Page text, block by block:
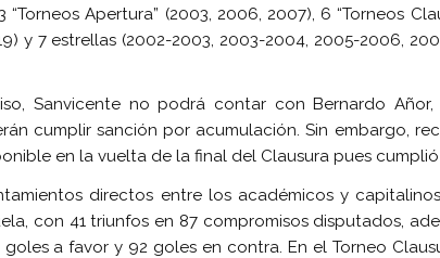
Apertura” (2003, 2006, 2007), 6 “Torneos
y 7 estrellas (2002-2003, 2003-2004, 2005-2006,
Sanvicente no podrá contar con Bernardo Añor,
cumplir sanción por acumulación. Sin embargo,
en la vuelta de la final del Clausura pues cumplió
directos entre los académicos y
con 41 triunfos en 87 compromisos disputados,
goles a favor y 92 goles en contra. En el Torneo